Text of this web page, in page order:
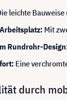
leichte
Mit
Rundrohr-
Eine
durch